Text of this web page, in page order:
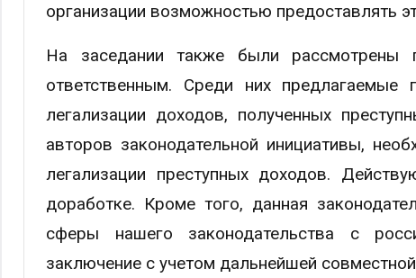
организации возможностью предоставлять
На заседании также были рассмотрены
ответственным. Среди них предлагаемые
легализации доходов, полученных
авторов законодательной инициативы,
легализации преступных доходов.
доработке. Кроме того, данная
сферы нашего законодательства с
заключение с учетом дальнейшей